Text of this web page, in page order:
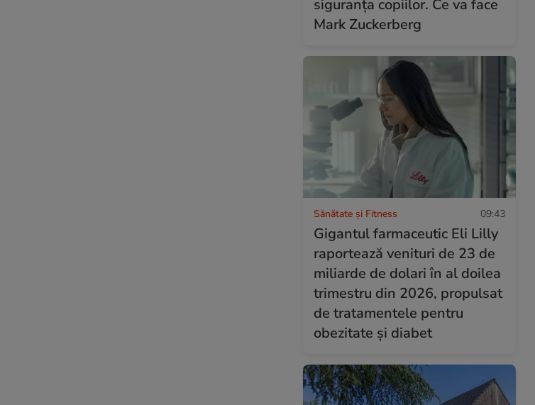
siguranța copiilor. Ce va face
Mark Zuckerberg
Sănătate și Fitness 09:43
Gigantul farmaceutic Eli Lilly
raportează venituri de 23 de
miliarde de dolari în al doilea
trimestru din 2026, propulsat
de tratamentele pentru
obezitate și diabet